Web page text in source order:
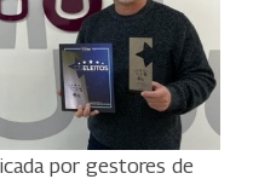
por gestores de